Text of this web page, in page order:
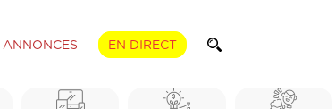
ANNONCES EN DIRECT